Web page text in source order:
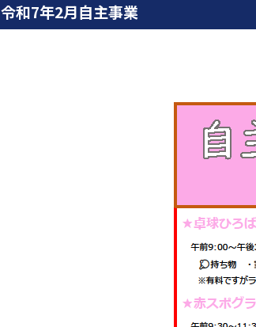
令和7年2月自主事業